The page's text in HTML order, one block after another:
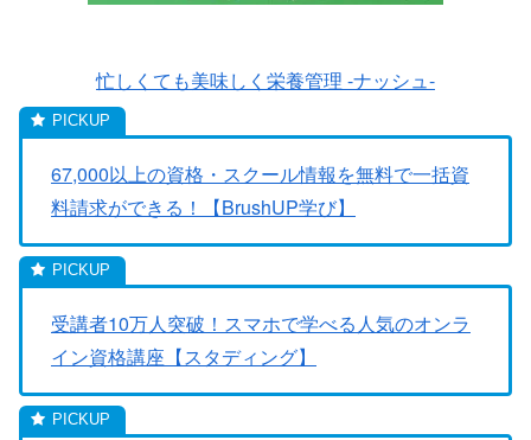
忙しくても美味しく栄養管理 -ナッシュ-
67,000以上の資格・スクール情報を無料で一括資
料請求ができる！【BrushUP学び】
受講者10万人突破！スマホで学べる人気のオンラ
イン資格講座【スタディング】